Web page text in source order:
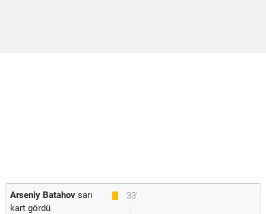
33'
Arseniy Batahov sarı
kart gördü